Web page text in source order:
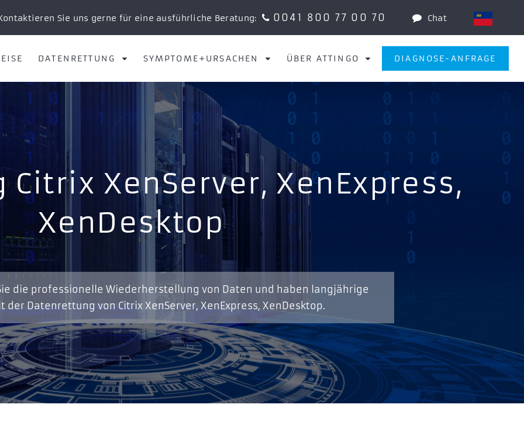
Sie uns gerne für eine ausführliche Beratung: 0041 800 77 00 70 Chat
DATENRETTUNG SYMPTOME+URSACHEN ÜBER ATTINGO DIAGNOSE-ANFRAGE
XenServer, XenExpress,
XenDesktop
die professionelle Wiederherstellung von Daten und haben langjährige
der Datenrettung von Citrix XenServer, XenExpress, XenDesktop.